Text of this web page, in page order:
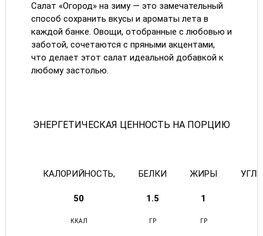
Салат «Огород» на зиму — это замечательный
способ сохранить вкусы и ароматы лета в
каждой банке. Овощи, отобранные с любовью и
заботой, сочетаются с пряными акцентами,
что делает этот салат идеальной добавкой к
любому застолью.
ЭНЕРГЕТИЧЕСКАЯ ЦЕННОСТЬ НА ПОРЦИЮ
КАЛОРИЙНОСТЬ, БЕЛКИ ЖИРЫ
50 1.5 1
ККАЛ ГР ГР